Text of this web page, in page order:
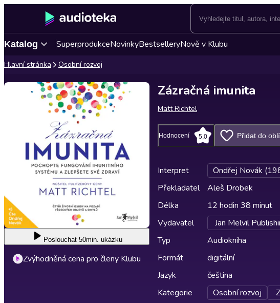
Katalog SuperprodukceNovinkyBestselleryNově v Klubu
Hlavní stránka Osobní rozvoj
Poslouchat 50min. ukázku
Zvýhodněná cena pro členy Klubu
Zázračná imunita
Matt Richtel
Hodnocení 5,0 Přidat do
Interpret
Ondřej Novák
Překladatel
Aleš Drobek
Délka
12 hodin 38 minut
Vydavatel
Jan Melvil
Typ
Audiokniha
Formát
digitální
Jazyk
čeština
Kategorie
Osobní rozvoj